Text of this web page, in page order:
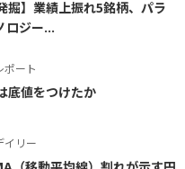
掘】業績上振れ5銘柄、パラ
ロジー...
ポート
底値をつけたか
イリー